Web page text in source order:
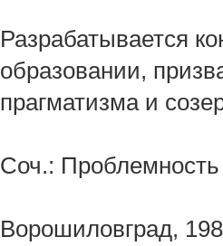
Разрабатывается
образовании,
прагматизма и
Соч.:
Ворошиловград,